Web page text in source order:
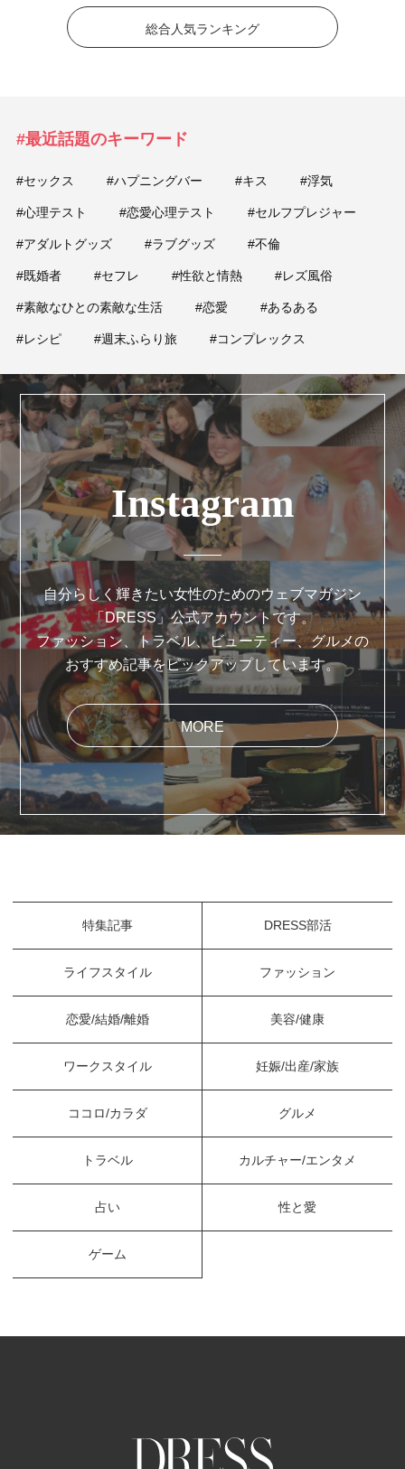
総合人気ランキング
#最近話題のキーワード
#セックス #ハプニングバー #キス #浮気
#心理テスト #恋愛心理テスト #セルフプレジャー
#アダルトグッズ #ラブグッズ #不倫
#既婚者 #セフレ #性欲と情熱 #レズ風俗
#素敵なひとの素敵な生活 #恋愛 #あるある
#レシピ #週末ふらり旅 #コンプレックス
Instagram
自分らしく輝きたい女性のためのウェブマガジン
「DRESS」公式アカウントです。
ファッション、トラベル、ビューティー、グルメの
おすすめ記事をピックアップしています。
MORE
特集記事 DRESS部活
ライフスタイル ファッション
恋愛/結婚/離婚 美容/健康
ワークスタイル 妊娠/出産/家族
ココロ/カラダ グルメ
トラベル カルチャー/エンタメ
占い 性と愛
ゲーム